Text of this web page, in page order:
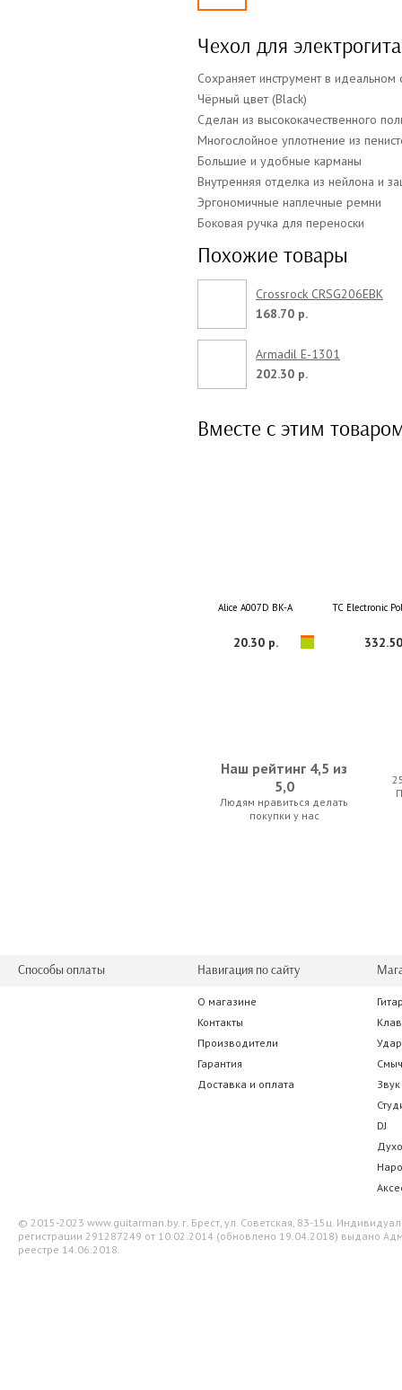
Чехол для
Сохраняет инструмент в идеальном
Чёрный цвет (Black)
Сделан из высококачественного
Многослойное уплотнение из
Большие и удобные карманы
Внутренняя отделка из нейлона и
Эргономичные наплечные ремни
Боковая ручка для переноски
Похожие товары
Crossrock CRSG206EBK
168.70 р.
Armadil E-1301
202.30 р.
Вместе с этим
Alice A007D BK-A
20.30 р.
TC Electronic
Musedo T-27
94.50 р.
D'Addario
Наш рейтинг 4,5 из
5,0
Людям нравиться делать
покупки у нас
Способы оплаты Навигация по сайту
О магазине
Контакты
Производители
Гарантия
Доставка и оплата
Звук
DJ
© 2015-2023 www.guitarman.by. г. Брест, ул. Советская, 83-15ц.
регистрации 291287249 от 10.02.2014 (обновлено 19.04.2018) выдано
реестре 14.06.2018.